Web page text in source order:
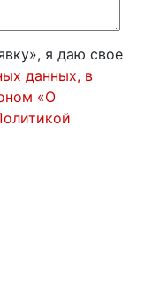
я даю свое
данных, в
«О